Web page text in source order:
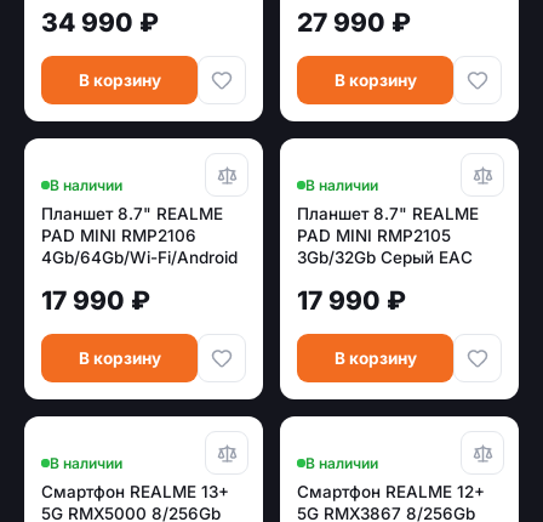
34 990 ₽
В корзину
27 990 ₽
В корзину
В наличии
Планшет 8.7" REALME
PAD MINI RMP2106
4Gb/64Gb/Wi-Fi/Android
17 990 ₽
В корзину
В наличии
Планшет 8.7" REALME
PAD MINI RMP2105
3Gb/32Gb Серый EAC
17 990 ₽
В корзину
В наличии
Смартфон REALME 13+
5G RMX5000 8/256Gb
В наличии
Смартфон REALME 12+
5G RMX3867 8/256Gb